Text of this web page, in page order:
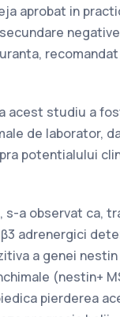
aprobat in
acest studiu a
de laborator,
potentialului
s-a observat ca,
adrenergici
a genei
(nestin+
pierderea